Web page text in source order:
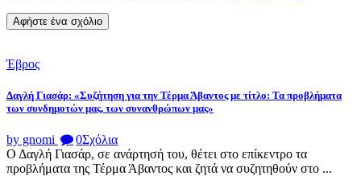
Έβρος
Δαγλή Γιασάρ: «Συζήτηση για την Τέρμα Άβαντος με τίτλο: Τα προβλήματα
των συνδημοτών μας, των συνανθρώπων μας»
by gnomi 0Σχόλια
Ο Δαγλή Γιασάρ, σε ανάρτησή του, θέτει στο επίκεντρο τα
προβλήματα της Τέρμα Άβαντος και ζητά να συζητηθούν στο ...